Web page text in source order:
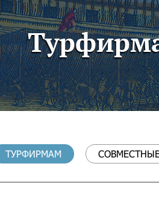
ТУРФИРМАМ